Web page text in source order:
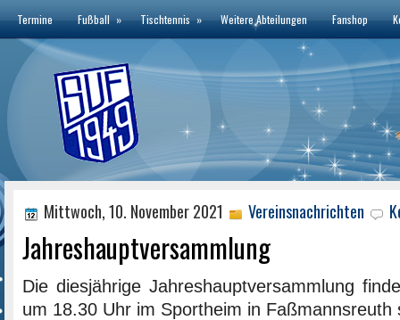
Termine Fußball » Tischtennis » Weitere Abteilungen Fanshop
Mittwoch, 10. November 2021 Vereinsnachrichten
Jahreshauptversammlung
Die diesjährige Jahreshauptversammlung
um 18.30 Uhr im Sportheim in Faßmannsreuth